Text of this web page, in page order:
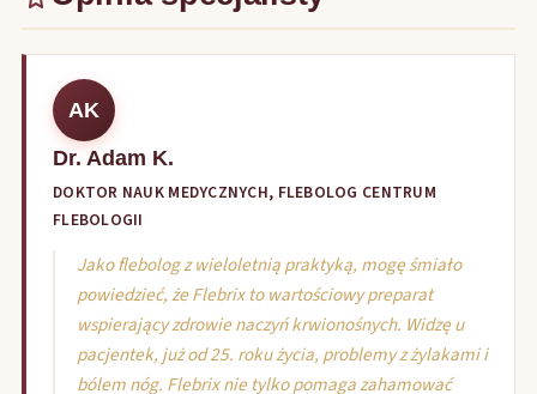
AK
Dr. Adam K.
DOKTOR NAUK MEDYCZNYCH, FLEBOLOG CENTRUM
FLEBOLOGII
Jako flebolog z wieloletnią praktyką, mogę śmiało
powiedzieć, że Flebrix to wartościowy preparat
wspierający zdrowie naczyń krwionośnych. Widzę u
pacjentek, już od 25. roku życia, problemy z żylakami i
bólem nóg. Flebrix nie tylko pomaga zahamować